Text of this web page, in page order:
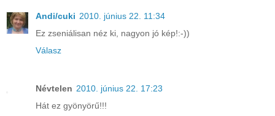
Andi/cuki 2010. június 22. 11:34
Ez zseniálisan néz ki, nagyon jó kép!:-))
Válasz
Névtelen 2010. június 22. 17:23
Hát ez gyönyörű!!!